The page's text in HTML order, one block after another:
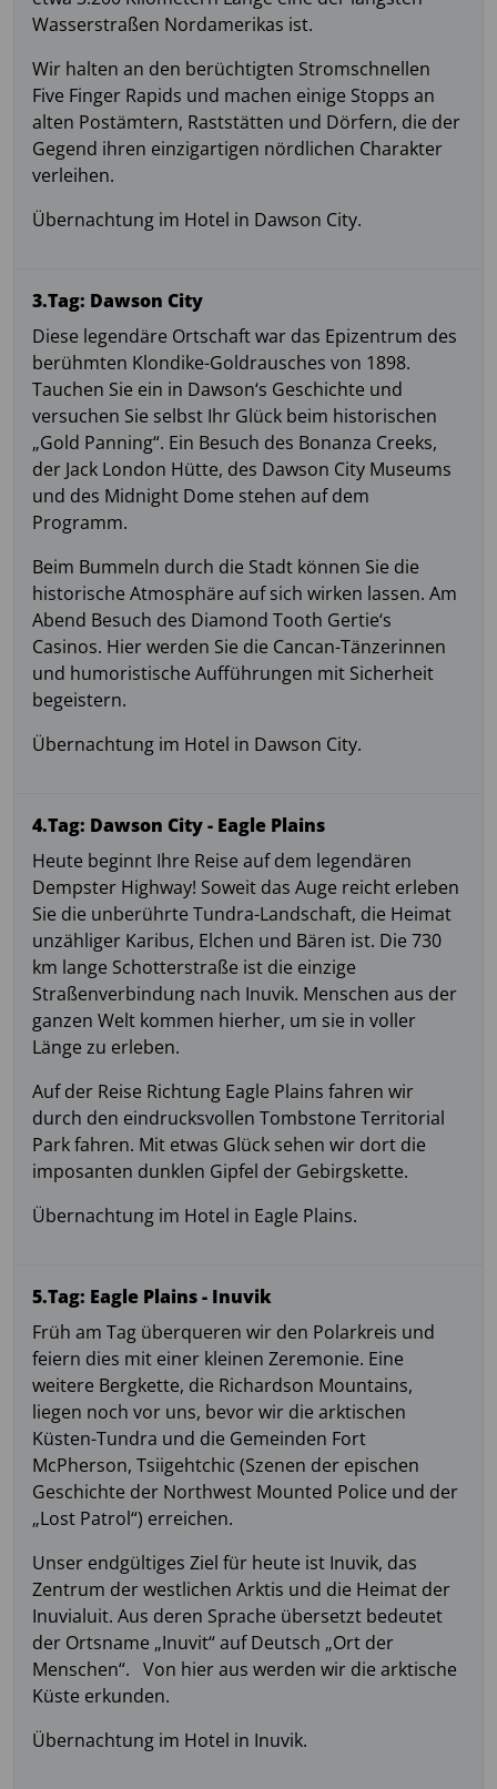
Wasserstraßen Nordamerikas ist.
Wir halten an den berüchtigten Stromschnellen
Five Finger Rapids und machen einige Stopps an
alten Postämtern, Raststätten und Dörfern, die der
Gegend ihren einzigartigen nördlichen Charakter
verleihen.
Übernachtung im Hotel in Dawson City.
3.Tag: Dawson City
Diese legendäre Ortschaft war das Epizentrum des
berühmten Klondike-Goldrausches von 1898.
Tauchen Sie ein in Dawson‘s Geschichte und
versuchen Sie selbst Ihr Glück beim historischen
„Gold Panning“. Ein Besuch des Bonanza Creeks,
der Jack London Hütte, des Dawson City Museums
und des Midnight Dome stehen auf dem
Programm.
Beim Bummeln durch die Stadt können Sie die
historische Atmosphäre auf sich wirken lassen. Am
Abend Besuch des Diamond Tooth Gertie‘s
Casinos. Hier werden Sie die Cancan-Tänzerinnen
und humoristische Aufführungen mit Sicherheit
begeistern.
Übernachtung im Hotel in Dawson City.
4.Tag: Dawson City - Eagle Plains
Heute beginnt Ihre Reise auf dem legendären
Dempster Highway! Soweit das Auge reicht erleben
Sie die unberührte Tundra-Landschaft, die Heimat
unzähliger Karibus, Elchen und Bären ist. Die 730
km lange Schotterstraße ist die einzige
Straßenverbindung nach Inuvik. Menschen aus der
ganzen Welt kommen hierher, um sie in voller
Länge zu erleben.
Auf der Reise Richtung Eagle Plains fahren wir
durch den eindrucksvollen Tombstone Territorial
Park fahren. Mit etwas Glück sehen wir dort die
imposanten dunklen Gipfel der Gebirgskette.
Übernachtung im Hotel in Eagle Plains.
5.Tag: Eagle Plains - Inuvik
Früh am Tag überqueren wir den Polarkreis und
feiern dies mit einer kleinen Zeremonie. Eine
weitere Bergkette, die Richardson Mountains,
liegen noch vor uns, bevor wir die arktischen
Küsten-Tundra und die Gemeinden Fort
McPherson, Tsiigehtchic (Szenen der epischen
Geschichte der Northwest Mounted Police und der
„Lost Patrol“) erreichen.
Unser endgültiges Ziel für heute ist Inuvik, das
Zentrum der westlichen Arktis und die Heimat der
Inuvialuit. Aus deren Sprache übersetzt bedeutet
der Ortsname „Inuvit“ auf Deutsch „Ort der
Menschen“. Von hier aus werden wir die arktische
Küste erkunden.
Übernachtung im Hotel in Inuvik.